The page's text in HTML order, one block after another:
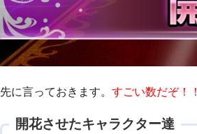
先に言っておきます。 すごい数だぞ！！
開花させたキャラクター達